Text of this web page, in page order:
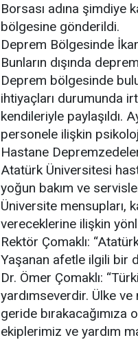
Borsası adına şimdiye
bölgesine gönderildi.
Deprem Bölgesinde
Bunların dışında
Deprem bölgesinde
ihtiyaçları durumunda
kendileriyle paylaşıldı.
personele ilişkin
Hastane
Atatürk Üniversitesi
yoğun bakım ve
Üniversite mensupları,
vereceklerine ilişkin
Rektör Çomaklı:
Yaşanan afetle ilgili bir
Dr. Ömer Çomaklı:
yardımseverdir. Ülke
geride bırakacağımıza
ekiplerimiz ve yardım